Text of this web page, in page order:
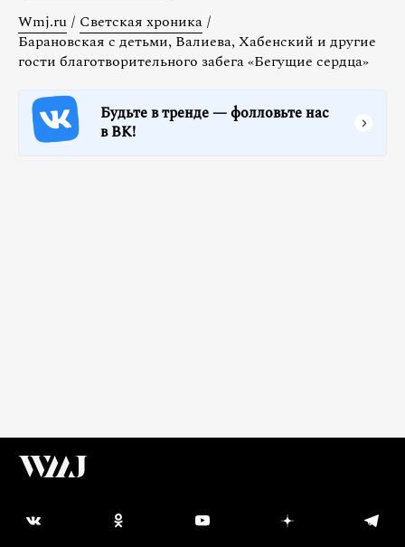
Wmj.ru / Светская хроника /
Барановская с детьми, Валиева, Хабенский и другие
гости благотворительного забега «Бегущие сердца»
Будьте в тренде — фолловьте нас
в ВК!